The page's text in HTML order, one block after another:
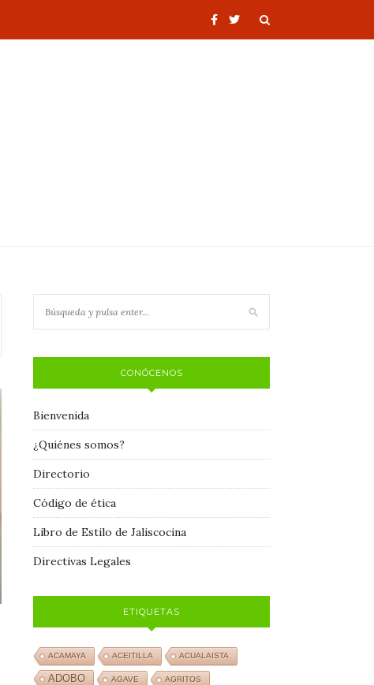
CONÓCENOS
Bienvenida
¿Quiénes somos?
Directorio
Código de ética
Libro de Estilo de Jaliscocina
Directivas Legales
ETIQUETAS
ACAMAYA ACEITILLA ACUALAISTA
ADOBO AGAVE AGRITOS